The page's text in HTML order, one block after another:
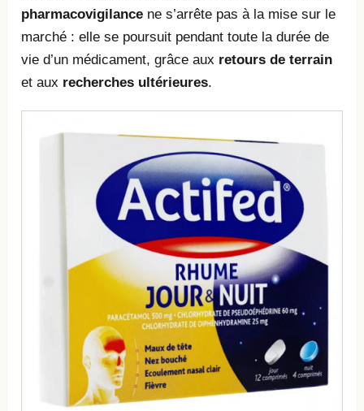
pharmacovigilance ne s’arrête pas à la mise sur le
marché : elle se poursuit pendant toute la durée de
vie d’un médicament, grâce aux retours de terrain
et aux recherches ultérieures.